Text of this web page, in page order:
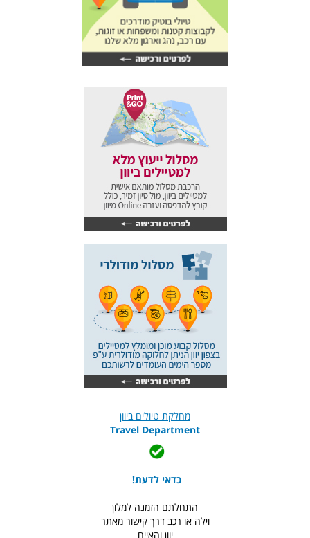
מחלקת טיולים ביוון
Travel Department
כדאי לדעת!
התחלתם הזמנה למלון
וילה או רכב דרך קישור מאתר
יוון והאיים